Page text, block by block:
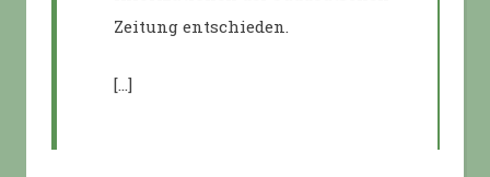
Zeitung entschieden.
[…]